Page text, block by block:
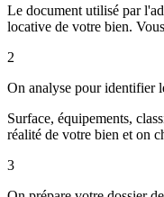
Le document utilisé par
locative de votre bien.
2
On analyse pour identifier
Surface, équipements,
réalité de votre bien et on
3